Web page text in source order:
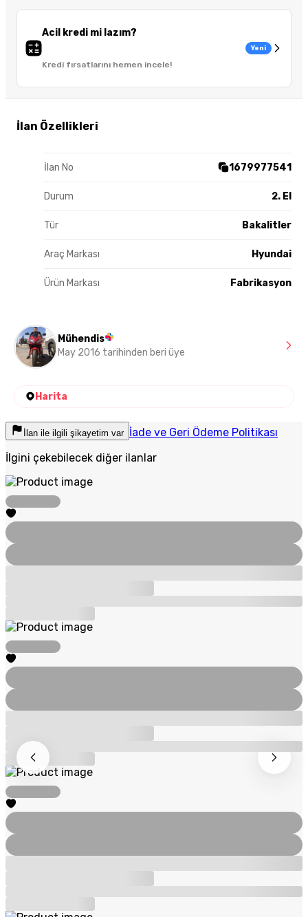
Acil kredi mi lazım?
Kredi fırsatlarını hemen incele!
Yeni
İlan Özellikleri
İlan No 1679977541
Durum 2. El
Tür Bakalitler
Araç Markası Hyundai
Ürün Markası Fabrikasyon
Mühendis
May 2016 tarihinden beri üye
Harita
İlan ile ilgili şikayetim var İade ve Geri Ödeme Politikası
İlgini çekebilecek diğer ilanlar